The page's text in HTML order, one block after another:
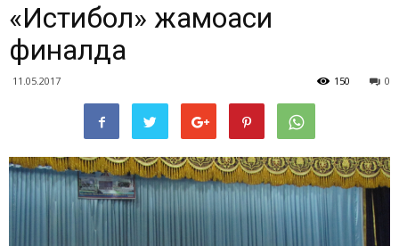
«Истиқбол» жамоаси
финалда
11.05.2017 0
150